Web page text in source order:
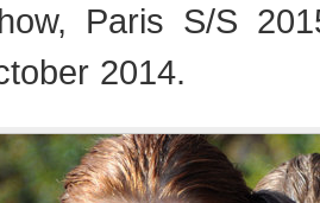
Paris S/S
2014.